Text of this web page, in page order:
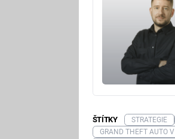
ŠTÍTKY STRATEGIE
GRAND THEFT AUTO V